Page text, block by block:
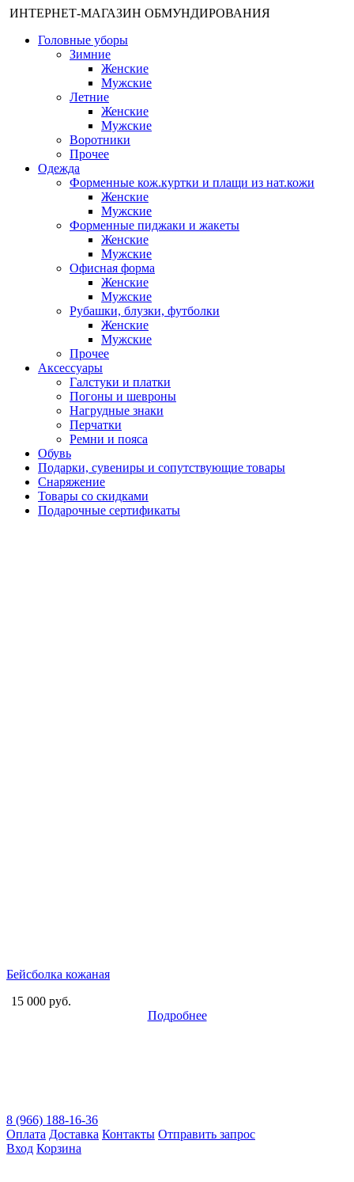
ИНТЕРНЕТ-МАГАЗИН ОБМУНДИРОВАНИЯ
Головные уборы
Зимние
Женские
Мужские
Летние
Женские
Мужские
Воротники
Прочее
Одежда
Форменные кож.куртки и плащи из нат.кожи
Женские
Мужские
Форменные пиджаки и жакеты
Женские
Мужские
Офисная форма
Женские
Мужские
Рубашки, блузки, футболки
Женские
Мужские
Прочее
Аксессуары
Галстуки и платки
Погоны и шевроны
Нагрудные знаки
Перчатки
Ремни и пояса
Обувь
Подарки, сувениры и сопутствующие товары
Снаряжение
Товары со скидками
Подарочные сертификаты
Бейсболка кожаная
15 000 руб.
Подробнее
8 (966) 188-16-36
Оплата Доставка Контакты Отправить запрос
Вход Корзина